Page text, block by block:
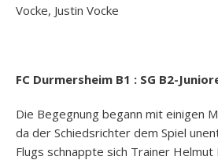
Vocke, Justin Vocke
FC Durmersheim B1 : SG B2-
Die Begegnung begann mit einigen
da der Schiedsrichter dem Spiel
Flugs schnappte sich Trainer